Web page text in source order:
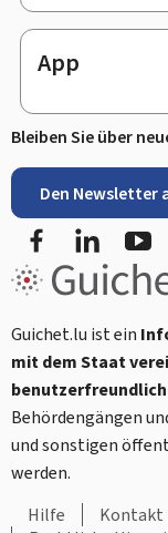
App
Bleiben Sie über
Den Newsletter
FacebookLinkedIn
Guichet.lu ist ein
mit dem Staat
Behördengängen
und sonstigen
werden.
Hilfe
Kontakt